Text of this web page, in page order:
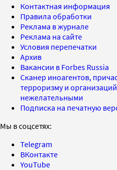
Контактная информация
Правила обработки
Реклама в журнале
Реклама на сайте
Условия перепечатки
Архив
Вакансии в Forbes Russia
Сканер иноагентов,
терроризму и
нежелательными
Подписка на печатную
Мы в соцсетях:
Telegram
ВКонтакте
YouTube